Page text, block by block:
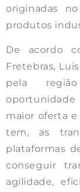
originadas
produtos
De acordo
Fretebras,
pela
maior oferta e
tem, as
plataformas
conseguir
agilidade,